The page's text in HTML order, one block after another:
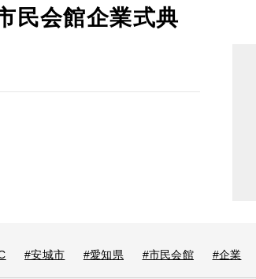
民会館企業式典
#安城市 #愛知県 #市民会館 #企業